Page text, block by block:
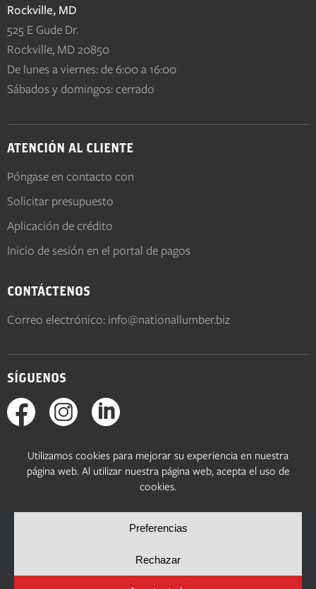
Rockville, MD
525 E Gude Dr.
Rockville, MD 20850
De lunes a viernes: de 6:00 a 16:00
Sábados y domingos: cerrado
ATENCIÓN AL CLIENTE
Póngase en contacto con
Solicitar presupuesto
Aplicación de crédito
Inicio de sesión en el portal de pagos
CONTÁCTENOS
Correo electrónico: info@nationallumber.biz
SÍGUENOS
© Copyright 2026, National Lumber. Todos los derechos
reservados.
Política de privacidad
Términos y condiciones
Preferencias de cookies
Sitio web de Yellow House Design & Marketing